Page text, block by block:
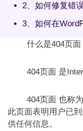
2、如何修复错
3、如何在
什么是404页面
404页面 是
404页面 也称为“
此页面表明用户已
供任何信息。